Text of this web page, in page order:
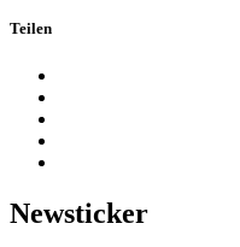
Teilen
Newsticker